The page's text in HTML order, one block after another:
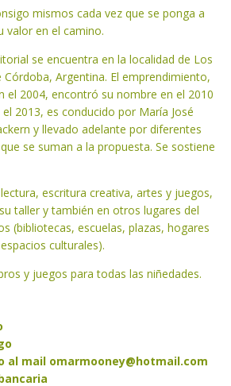
mismos cada vez que se ponga a
valor en el camino.
se encuentra en la localidad de Los
Córdoba, Argentina. El emprendimiento,
el 2004, encontró su nombre en el 2010
2013, es conducido por María José
y llevado adelante por diferentes
se suman a la propuesta. Se sostiene
escritura creativa, artes y juegos,
taller y también en otros lugares del
(bibliotecas, escuelas, plazas, hogares
culturales).
y juegos para todas las niñedades.
al mail omarmooney@hotmail.com